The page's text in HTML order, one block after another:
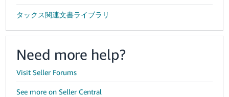
タックス関連文書ライブラリ
Need more help?
Visit Seller Forums
See more on Seller Central